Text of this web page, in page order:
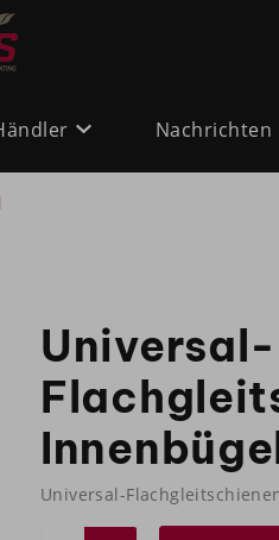
Nachrichten
Universal-
Universal-